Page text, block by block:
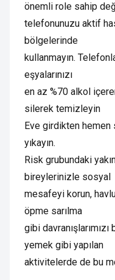
önemli role sahip
telefonunuzu aktif
bölgelerinde
kullanmayın.
eşyalarınızı
en az %70 alkol
silerek temizleyin
Eve girdikten
yıkayın.
Risk grubundaki
bireylerinizle sosyal
mesafeyi korun,
öpme sarılma
gibi
yemek gibi yapılan
aktivitelerde de bu